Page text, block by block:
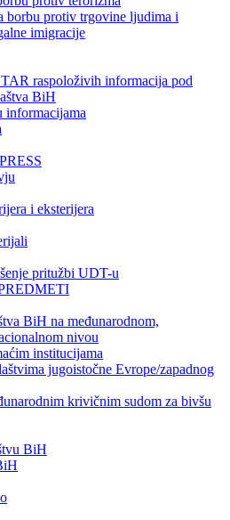
borbu protiv trgovine ljudima i
imigracije
raspoloživih informacija pod
BiH
informacijama
i eksterijera
pritužbi UDT-u
BiH na međunarodnom,
nivou
institucijama
jugoistočne Evrope/zapadnog
krivičnim sudom za bivšu
BiH